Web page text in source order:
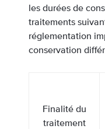
les durées de
traitements
réglementation
conservation
Finalité du
traitement